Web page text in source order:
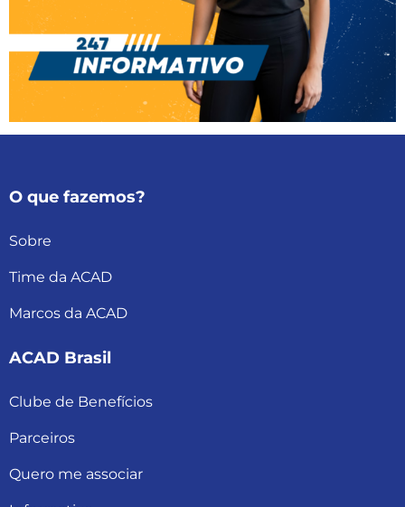
O que fazemos?
Sobre
Time da ACAD
Marcos da ACAD
ACAD Brasil
Clube de Benefícios
Parceiros
Quero me associar